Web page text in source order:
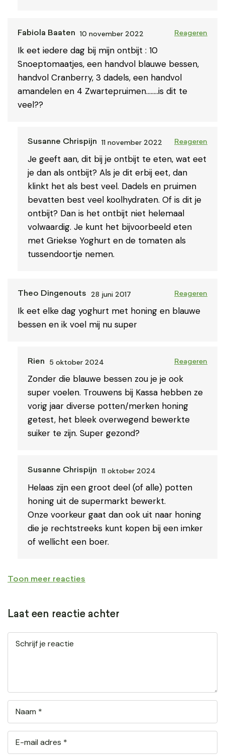
Fabiola Baaten 10 november 2022 Reageren
Ik eet iedere dag bij mijn ontbijt : 10
Snoeptomaatjes, een handvol blauwe bessen,
handvol Cranberry, 3 dadels, een handvol
amandelen en 4 Zwartepruimen……..is dit te
veel??
Susanne Chrispijn 11 november 2022 Reageren
Je geeft aan, dit bij je ontbijt te eten, wat eet
je dan als ontbijt? Als je dit erbij eet, dan
klinkt het als best veel. Dadels en pruimen
bevatten best veel koolhydraten. Of is dit je
ontbijt? Dan is het ontbijt niet helemaal
volwaardig. Je kunt het bijvoorbeeld eten
met Griekse Yoghurt en de tomaten als
tussendoortje nemen.
Theo Dingenouts 28 juni 2017 Reageren
Ik eet elke dag yoghurt met honing en blauwe
bessen en ik voel mij nu super
Rien 5 oktober 2024 Reageren
Zonder die blauwe bessen zou je je ook
super voelen. Trouwens bij Kassa hebben ze
vorig jaar diverse potten/merken honing
getest, het bleek overwegend bewerkte
suiker te zijn. Super gezond?
Susanne Chrispijn 11 oktober 2024
Helaas zijn een groot deel (of alle) potten
honing uit de supermarkt bewerkt.
Onze voorkeur gaat dan ook uit naar honing
die je rechtstreeks kunt kopen bij een imker
of wellicht een boer.
Toon meer reacties
Laat een reactie achter